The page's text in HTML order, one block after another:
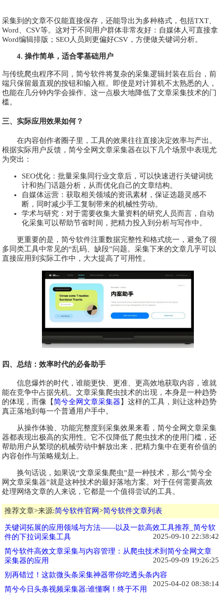
采集到的文章不仅能直接保存，还能导出为多种格式，包括TXT、
Word、CSV等。这对于不同用户群体非常友好：自媒体人可直接拿
Word编辑排版；SEO人员则更偏好CSV，方便做关键词分析。
4. 操作简单，适合零基础用户
与传统爬虫程序不同，简兮软件将复杂的采集逻辑封装在后台，前
端只保留最直观的按钮和输入框。即使是对计算机不太熟悉的人，
也能在几分钟内学会操作。这一点极大地降低了文章采集技术的门
槛。
三、实际应用效果如何？
在内容创作者圈子里，工具的效果往往直接决定效率与产出。
根据实际用户反馈，简兮全网文章采集器在以下几个场景中表现尤
为突出：
SEO优化：批量采集同行业文章后，可以快速进行关键词统
计和热门话题分析，从而优化自己的文章结构。
自媒体运营：获取相关领域的资讯素材，保证选题灵感不
断，同时减少手工复制带来的机械性劳动。
学术与研究：对于需要收集大量资料的研究人员而言，自动
化采集可以帮助节省时间，把精力投入到分析与写作中。
更重要的是，简兮软件注重数据完整性和格式统一，避免了很
多同类工具中常见的“乱码、缺段”问题。采集下来的文章几乎可以
直接应用到实际工作中，大大提高了可用性。
四、总结：效率时代的必备助手
信息爆炸的时代，谁能更快、更准、更高效地获取内容，谁就
能在竞争中占据先机。文章采集爬虫技术的出现，本身是一种趋势
的体现，而像【简兮全网文章采集器 】这样的工具，则让这种趋势
真正落地到每一个普通用户手中。
从操作体验、功能完整度到采集效果来看，简兮全网文章采集
器都表现出极高的实用性。它不仅降低了爬虫技术的使用门槛，还
帮助用户从繁琐的机械劳动中解放出来，把精力集中在更有价值的
内容创作与策略规划上。
换句话说，如果说“文章采集爬虫”是一种技术，那么“简兮全
网文章采集器”就是这种技术的最好落地方案。对于任何需要高效
处理网络文章的人来说，它都是一个值得尝试的工具。
推荐文章>来源:简兮软件官网>简兮软件文章列表
关键词拓展的应用领域与方法——以及一款高效工具推荐_简兮软
件的下拉词采集工具
2025-09-10 22:38:42
简兮软件高效文章采集与内容管理：从爬虫技术到简兮全网文章
采集器的应用
2025-09-09 19:26:25
别再错过！这款微头条采集神器带你吃透头条内容
2025-04-02 08:38:14
简兮今日头条视频采集器:谁懂啊！终于不用